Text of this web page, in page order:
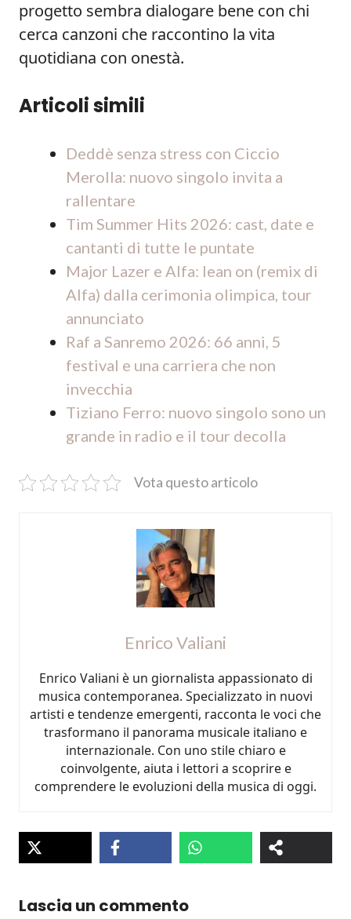
progetto sembra dialogare bene con chi
cerca canzoni che raccontino la vita
quotidiana con onestà.
Articoli simili
Deddè senza stress con Ciccio
Merolla: nuovo singolo invita a
rallentare
Tim Summer Hits 2026: cast, date e
cantanti di tutte le puntate
Major Lazer e Alfa: lean on (remix di
Alfa) dalla cerimonia olimpica, tour
annunciato
Raf a Sanremo 2026: 66 anni, 5
festival e una carriera che non
invecchia
Tiziano Ferro: nuovo singolo sono un
grande in radio e il tour decolla
Vota questo articolo
Enrico Valiani
Enrico Valiani è un giornalista appassionato di
musica contemporanea. Specializzato in nuovi
artisti e tendenze emergenti, racconta le voci che
trasformano il panorama musicale italiano e
internazionale. Con uno stile chiaro e
coinvolgente, aiuta i lettori a scoprire e
comprendere le evoluzioni della musica di oggi.
Lascia un commento